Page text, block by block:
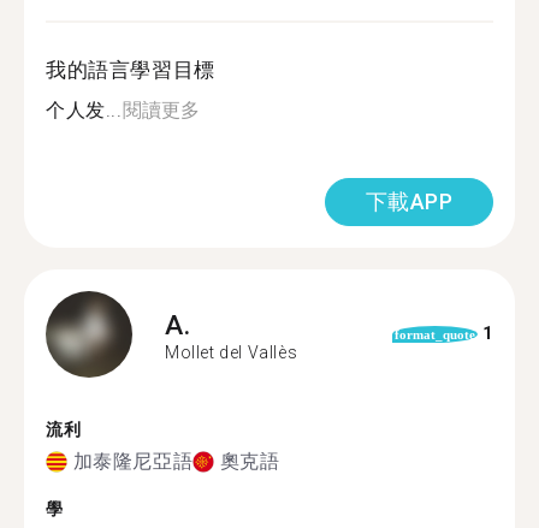
我的語言學習目標
个人发... 閱讀更多
下載APP
A.
Mollet del Vallès
format_quote 1
流利
加泰隆尼亞語 奧克語
學